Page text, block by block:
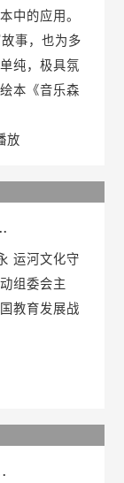
中的应用。
事，也为多
纯，极具氛
本《音乐森
放
运河文化守
组委会主
教育发展战